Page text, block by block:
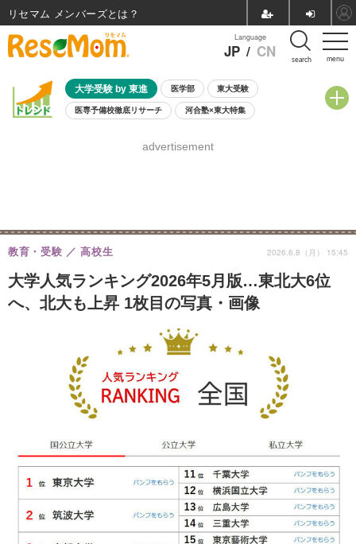
menu
Language
JP / CN search
大学受験 by 東進 医学部 東大受験
医専予備校徹底リサーチ 河合塾×東大特集
8月開催学校説明会・相談会
advertisement
大学人気ランキング2026年5月版…東北大6位
へ、北大も上昇 1枚目の写真・画像
教育・受験 高校生 2026.6.8（月） 15:45
リセマム メンバーズ